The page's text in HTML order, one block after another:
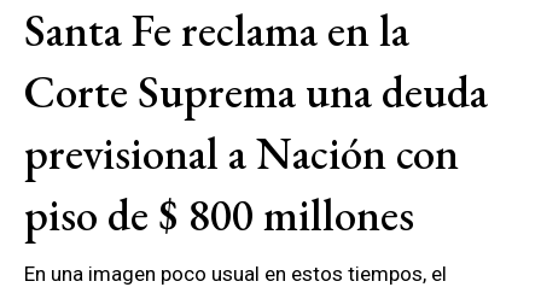
Santa Fe reclama en la
Corte Suprema una deuda
previsional a Nación con
piso de $ 800 millones
En una imagen poco usual en estos tiempos, el